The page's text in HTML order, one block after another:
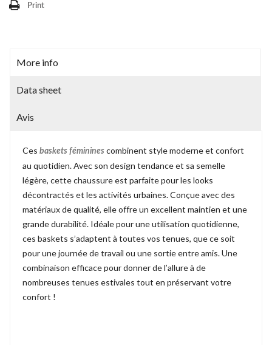
Print
More info
Data sheet
Avis
Ces baskets féminines combinent style moderne et confort
au quotidien. Avec son design tendance et sa semelle
légère, cette chaussure est parfaite pour les looks
décontractés et les activités urbaines. Conçue avec des
matériaux de qualité, elle offre un excellent maintien et une
grande durabilité. Idéale pour une utilisation quotidienne,
ces baskets s’adaptent à toutes vos tenues, que ce soit
pour une journée de travail ou une sortie entre amis. Une
combinaison efficace pour donner de l’allure à de
nombreuses tenues estivales tout en préservant votre
confort !